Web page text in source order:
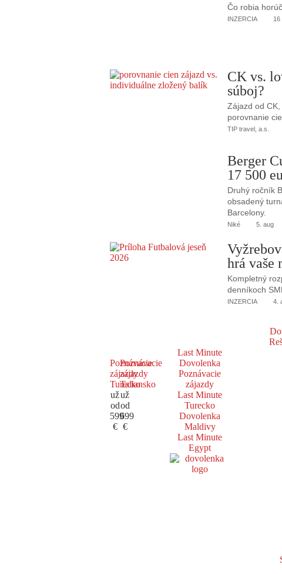
Čo robia
INZERCIA 16
CK vs.
súboj?
Zájazd od
porovnanie
TIP travel, a.s.
Berger
17 500
Druhý ročník
obsadený
Barcelony.
Niké 5. aug
hrá vaše
Kompletný
denníkoch
INZERCIA 4.
Poznávacie
zájazdy
Turecko
už
od
599
€
Poznávacie
zájazdy
Taliansko
už
od
699
€
Last Minute
Dovolenka
Poznávacie
zájazdy
Last Minute
Turecko
Dovolenka
Maldivy
Last Minute
Egypt